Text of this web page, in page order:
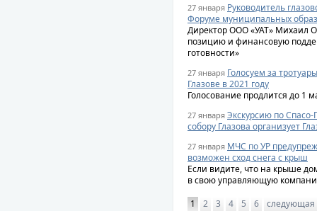
27 января Руководитель
Форуме муниципальных
Директор ООО «УАТ» Михаил
позицию и финансовую
готовности»
27 января Голосуем за
Глазове в 2021 году
Голосование продлится до 1
27 января Экскурсию по
собору Глазова организует
27 января МЧС по УР
возможен сход снега с крыш
Если видите, что на крыше
в свою управляющую
1
2 3 4 5 6 следующая